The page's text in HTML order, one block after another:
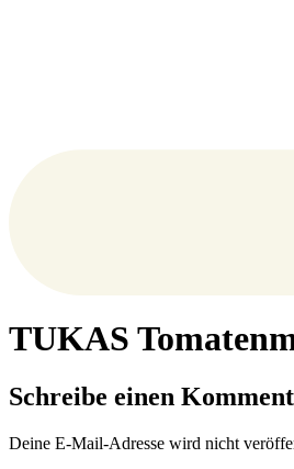
TUKAS
Schreibe einen
Deine E-Mail-Adresse wird nicht